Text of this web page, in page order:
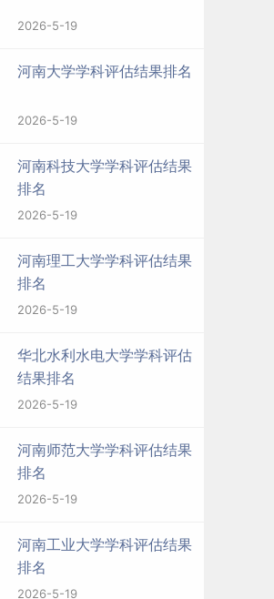
2026-5-19
河南大学学科评估结果排名
2026-5-19
河南科技大学学科评估结果
排名
2026-5-19
河南理工大学学科评估结果
排名
2026-5-19
华北水利水电大学学科评估
结果排名
2026-5-19
河南师范大学学科评估结果
排名
2026-5-19
河南工业大学学科评估结果
排名
2026-5-19